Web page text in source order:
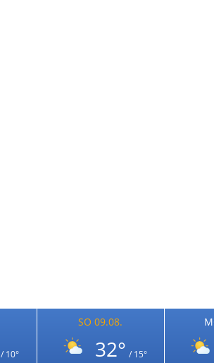
/ 10°
SO 09.08.
32° / 15°